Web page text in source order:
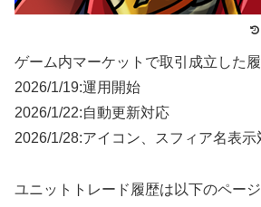
ゲーム内マーケットで取引成立した
2026/1/19:運用開始
2026/1/22:自動更新対応
2026/1/28:アイコン、スフィア名表示
ユニットトレード履歴は以下のペー